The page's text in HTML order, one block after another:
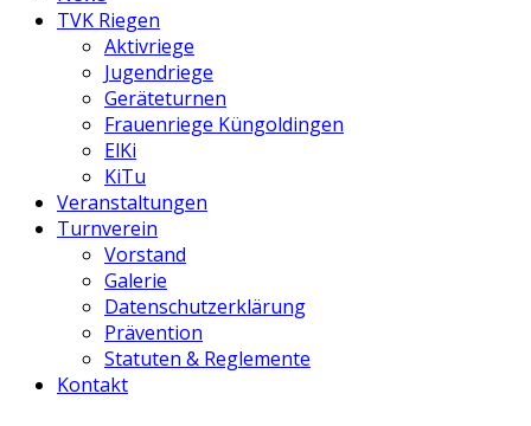
TVK Riegen
Aktivriege
Jugendriege
Geräteturnen
Frauenriege Küngoldingen
ElKi
KiTu
Veranstaltungen
Turnverein
Vorstand
Galerie
Datenschutzerklärung
Prävention
Statuten & Reglemente
Kontakt